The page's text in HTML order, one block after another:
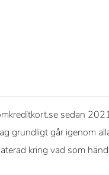
sedan
grundligt går igenom
kring vad som